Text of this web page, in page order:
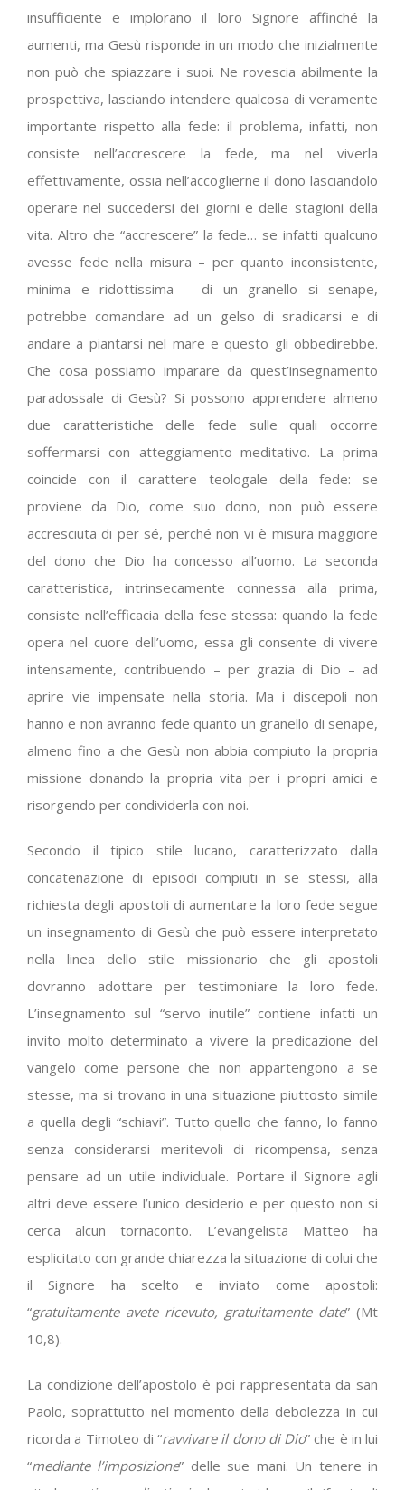
insufficiente e implorano il loro Signore affinché la
aumenti, ma Gesù risponde in un modo che inizialmente
non può che spiazzare i suoi. Ne rovescia abilmente la
prospettiva, lasciando intendere qualcosa di veramente
importante rispetto alla fede: il problema, infatti, non
consiste nell’accrescere la fede, ma nel viverla
effettivamente, ossia nell’accoglierne il dono lasciandolo
operare nel succedersi dei giorni e delle stagioni della
vita. Altro che “accrescere” la fede… se infatti qualcuno
avesse fede nella misura – per quanto inconsistente,
minima e ridottissima – di un granello si senape,
potrebbe comandare ad un gelso di sradicarsi e di
andare a piantarsi nel mare e questo gli obbedirebbe.
Che cosa possiamo imparare da quest’insegnamento
paradossale di Gesù? Si possono apprendere almeno
due caratteristiche delle fede sulle quali occorre
soffermarsi con atteggiamento meditativo. La prima
coincide con il carattere teologale della fede: se
proviene da Dio, come suo dono, non può essere
accresciuta di per sé, perché non vi è misura maggiore
del dono che Dio ha concesso all’uomo. La seconda
caratteristica, intrinsecamente connessa alla prima,
consiste nell’efficacia della fese stessa: quando la fede
opera nel cuore dell’uomo, essa gli consente di vivere
intensamente, contribuendo – per grazia di Dio – ad
aprire vie impensate nella storia. Ma i discepoli non
hanno e non avranno fede quanto un granello di senape,
almeno fino a che Gesù non abbia compiuto la propria
missione donando la propria vita per i propri amici e
risorgendo per condividerla con noi.
Secondo il tipico stile lucano, caratterizzato dalla
concatenazione di episodi compiuti in se stessi, alla
richiesta degli apostoli di aumentare la loro fede segue
un insegnamento di Gesù che può essere interpretato
nella linea dello stile missionario che gli apostoli
dovranno adottare per testimoniare la loro fede.
L’insegnamento sul “servo inutile” contiene infatti un
invito molto determinato a vivere la predicazione del
vangelo come persone che non appartengono a se
stesse, ma si trovano in una situazione piuttosto simile
a quella degli “schiavi”. Tutto quello che fanno, lo fanno
senza considerarsi meritevoli di ricompensa, senza
pensare ad un utile individuale. Portare il Signore agli
altri deve essere l’unico desiderio e per questo non si
cerca alcun tornaconto. L’evangelista Matteo ha
esplicitato con grande chiarezza la situazione di colui che
il Signore ha scelto e inviato come apostoli:
“gratuitamente avete ricevuto, gratuitamente date” (Mt
10,8).
La condizione dell’apostolo è poi rappresentata da san
Paolo, soprattutto nel momento della debolezza in cui
ricorda a Timoteo di “ravvivare il dono di Dio” che è in lui
“mediante l’imposizione” delle sue mani. Un tenere in